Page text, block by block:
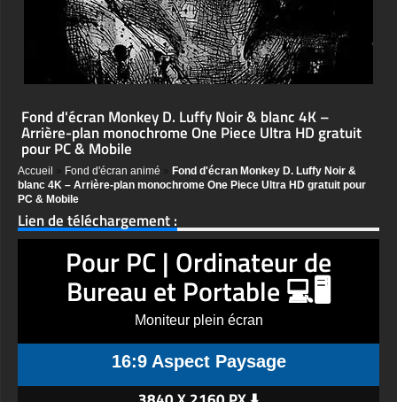
Fond d'écran Monkey D. Luffy Noir & blanc 4K –
Arrière-plan monochrome One Piece Ultra HD gratuit
pour PC & Mobile
Accueil Fond d'écran animé
Fond d'écran Monkey D. Luffy Noir &
blanc 4K – Arrière-plan monochrome One Piece Ultra HD gratuit pour
PC & Mobile
Lien de téléchargement :
Pour PC | Ordinateur de
Bureau et Portable 💻🖥️
Moniteur plein écran
16:9 Aspect Paysage